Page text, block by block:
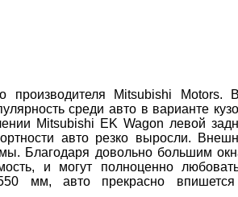
производителя Mitsubishi Motors.
среди авто в варианте
Mitsubishi EK Wagon левой
авто резко выросли.
Благодаря довольно большим
и могут полноценно
мм, авто прекрасно